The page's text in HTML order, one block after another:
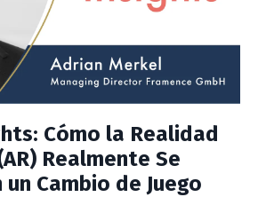
Cómo la Realidad
Realmente Se
Cambio de Juego